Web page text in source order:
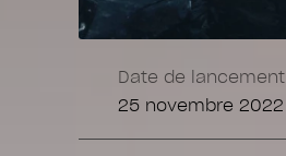
Date de lancement
25 novembre 2022